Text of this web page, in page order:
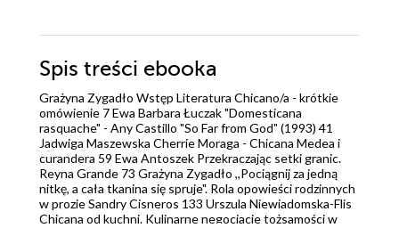
Spis treści ebooka
Grażyna Zygadło Wstęp Literatura Chicano/a - krótkie
omówienie 7 Ewa Barbara Łuczak "Domesticana
rasquache" - Any Castillo "So Far from God" (1993) 41
Jadwiga Maszewska Cherrie Moraga - Chicana Medea i
curandera 59 Ewa Antoszek Przekraczając setki granic.
Reyna Grande 73 Grażyna Zygadło ,,Pociągnij za jedną
nitkę, a cała tkanina się spruje". Rola opowieści rodzinnych
w prozie Sandry Cisneros 133 Urszula Niewiadomska-Flis
Chicana od kuchni. Kulinarne negocjacje tożsamości w